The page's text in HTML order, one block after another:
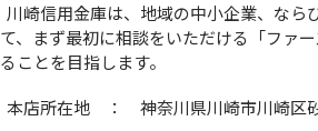
川崎信用金庫は、地域の中小企業、なら
て、まず最初に相談をいただける「ファ
ることを目指します。
本店所在地 ： 神奈川県川崎市川崎区